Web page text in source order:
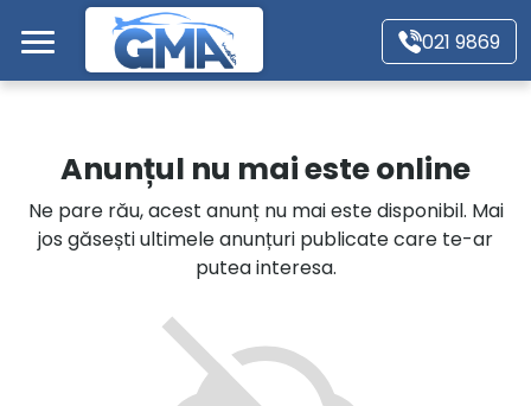
Mergi direct la conținutul principal
021 9869
Autoturisme
Motociclete
Autoutilitare
Alte tipuri vehicule
Anunțul nu mai este online
Ne pare rău, acest anunț nu mai este disponibil. Mai
jos găsești ultimele anunțuri publicate care te-ar
putea interesa.